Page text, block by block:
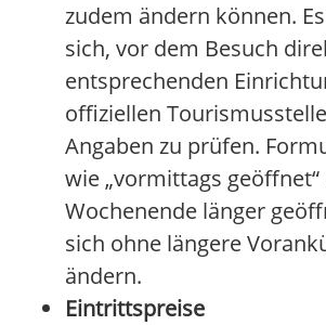
zudem ändern können.
sich, vor dem Besuch
entsprechenden
offiziellen
Angaben zu prüfen.
wie „vormittags geöffnet“
Wochenende länger
sich ohne längere
ändern.
Eintrittspreise